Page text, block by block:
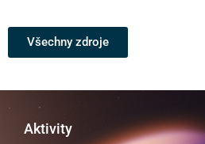
Všechny zdroje
Aktivity